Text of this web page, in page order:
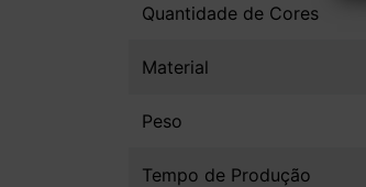
Quantidade de Cores
Material
Peso
Tempo de Produção